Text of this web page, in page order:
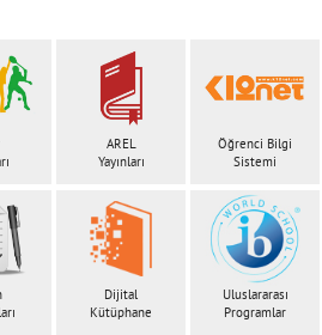
AREL
Yayınları
Öğrenci Bilgi
Sistemi
Dijital
Kütüphane
Uluslararası
Programlar